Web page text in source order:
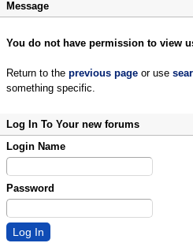
Message
You do not have permission to view
Return to the previous page or use
something specific.
Log In To Your new forums
Login Name
Password